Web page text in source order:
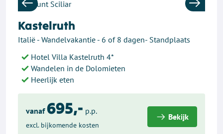
Previous Next
Kastelruth
Italië - Wandelvakantie - 6 of 8 dagen- Standplaats
Hotel Villa Kastelruth 4*
Wandelen in de Dolomieten
Heerlijk eten
vanaf 695,- p.p.
excl. bijkomende kosten
Bekijk